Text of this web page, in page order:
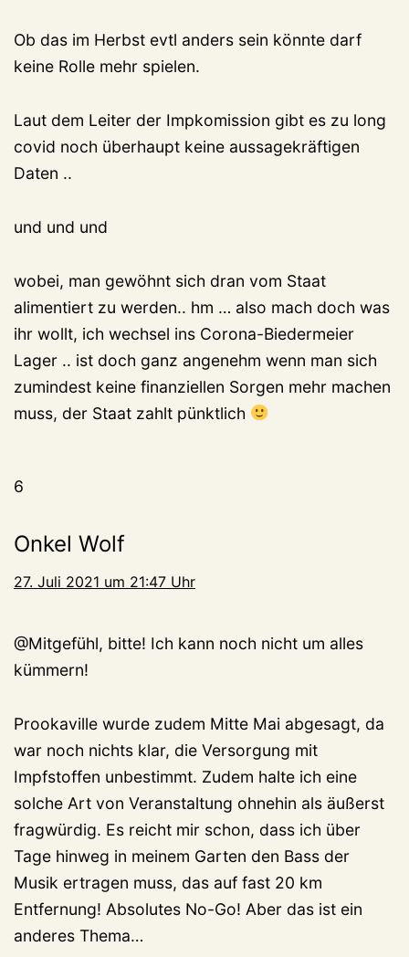
Ob das im Herbst evtl anders sein könnte darf
keine Rolle mehr spielen.
Laut dem Leiter der Impkomission gibt es zu long
covid noch überhaupt keine aussagekräftigen
Daten ..
und und und
wobei, man gewöhnt sich dran vom Staat
alimentiert zu werden.. hm … also mach doch was
ihr wollt, ich wechsel ins Corona-Biedermeier
Lager .. ist doch ganz angenehm wenn man sich
zumindest keine finanziellen Sorgen mehr machen
muss, der Staat zahlt pünktlich
6
Onkel Wolf
27. Juli 2021 um 21:47 Uhr
@Mitgefühl, bitte! Ich kann noch nicht um alles
kümmern!
Prookaville wurde zudem Mitte Mai abgesagt, da
war noch nichts klar, die Versorgung mit
Impfstoffen unbestimmt. Zudem halte ich eine
solche Art von Veranstaltung ohnehin als äußerst
fragwürdig. Es reicht mir schon, dass ich über
Tage hinweg in meinem Garten den Bass der
Musik ertragen muss, das auf fast 20 km
Entfernung! Absolutes No-Go! Aber das ist ein
anderes Thema…